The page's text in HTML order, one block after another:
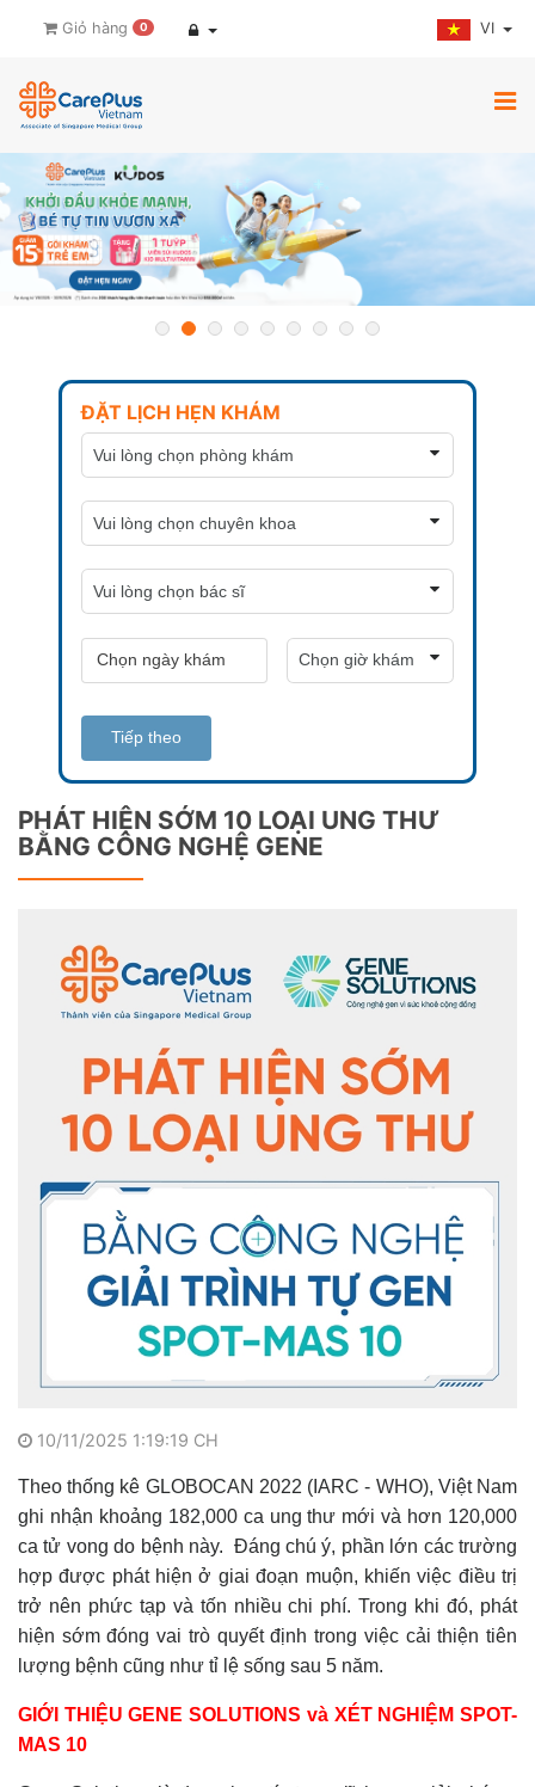
Giỏ hàng 0 VI
ĐẶT LỊCH HẸN KHÁM
Tiếp theo
PHÁT HIỆN SỚM 10 LOẠI UNG THƯ
BẰNG CÔNG NGHỆ GENE
10/11/2025 1:19:19 CH
Theo thống kê GLOBOCAN 2022 (IARC - WHO), Việt Nam
ghi nhận khoảng 182,000 ca ung thư mới và hơn 120,000
ca tử vong do bệnh này. Đáng chú ý, phần lớn các trường
hợp được phát hiện ở giai đoạn muộn, khiến việc điều trị
trở nên phức tạp và tốn nhiều chi phí. Trong khi đó, phát
hiện sớm đóng vai trò quyết định trong việc cải thiện tiên
lượng bệnh cũng như tỉ lệ sống sau 5 năm.
GIỚI THIỆU GENE SOLUTIONS và XÉT NGHIỆM SPOT-
MAS 10